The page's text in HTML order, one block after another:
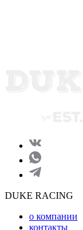
DUKE RACING
о компании
контакты